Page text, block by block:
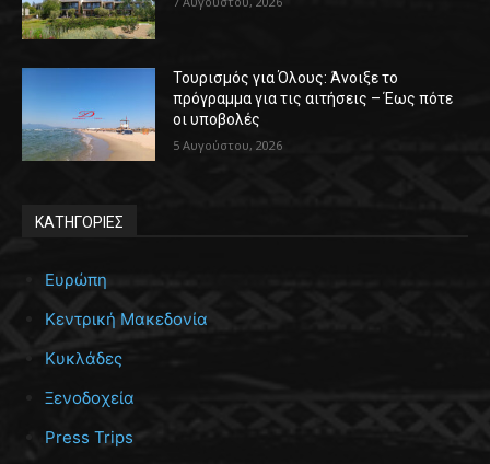
Τουρισμός για Όλους: Άνοιξε το
πρόγραμμα για τις αιτήσεις – Έως πότε
οι υποβολές
5 Αυγούστου, 2026
ΚΑΤΗΓΟΡΙΕΣ
Ευρώπη
Κεντρική Μακεδονία
Κυκλάδες
Ξενοδοχεία
Press Trips